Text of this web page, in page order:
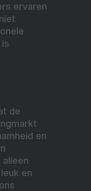
ervaren
de
en
en